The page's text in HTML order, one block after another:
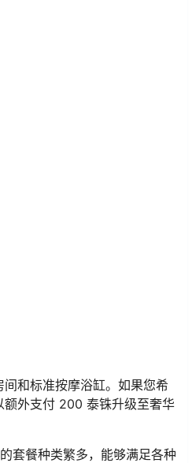
和标准按摩浴缸。如果您希
额外支付 200 泰铢升级至奢华
套餐种类繁多，能够满足各种